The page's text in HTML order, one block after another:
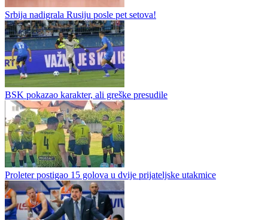
Cedevita Junior menja identitet – od naredne sezone igraće kao
Virtus Zagreb
Košarkaški klub Cedevita Junior od jeseni će nastupati pod novim
imenom – Virtus Zagreb. Odluka o rebrendingu potvrđena je u
petak, uz poruku da novo ime treba da...
Srbija nadigrala Rusiju posle pet setova!